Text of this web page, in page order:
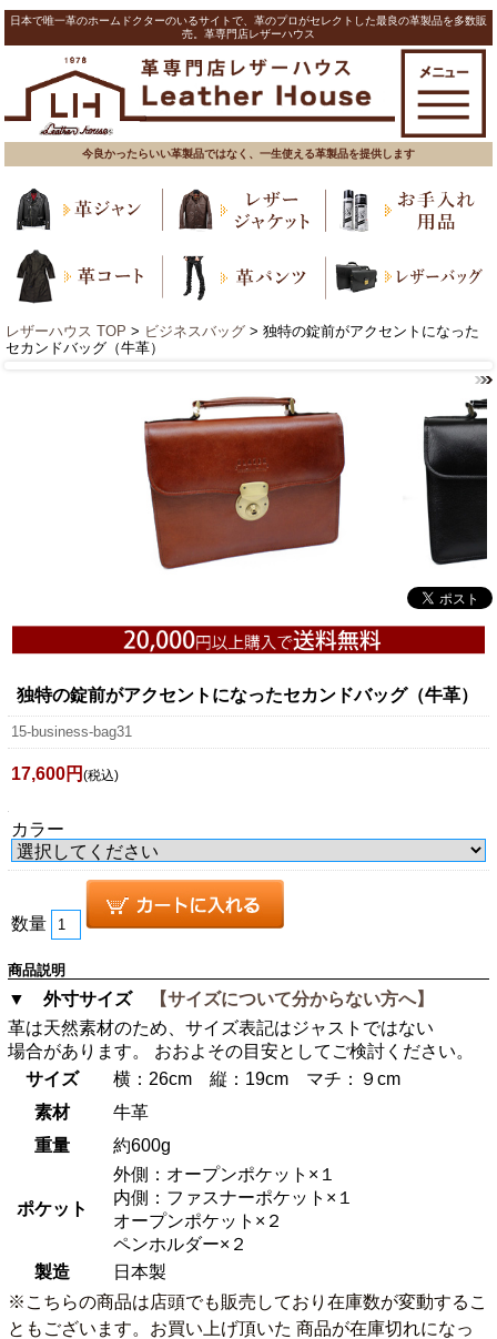
日本で唯一革のホームドクターのいるサイトで、革のプロがセレクトした最良の革製品を多数販
売。革専門店レザーハウス
今良かったらいい革製品ではなく、一生使える革製品を提供します
レザーハウス TOP > ビジネスバッグ > 独特の錠前がアクセントになった
セカンドバッグ（牛革）
独特の錠前がアクセントになったセカンドバッグ（牛革）
15-business-bag31
17,600円 (税込)
カラー
数量
商品説明
▼ 外寸サイズ
【サイズについて分からない方へ】
革は天然素材のため、サイズ表記はジャストではない
場合があります。 おおよその目安としてご検討ください。
サイズ
横：26cm 縦：19cm マチ：９cm
素材
牛革
重量
約600g
ポケット
外側：オープンポケット×１
内側：ファスナーポケット×１
オープンポケット×２
ペンホルダー×２
製造
日本製
※こちらの商品は店頭でも販売しており在庫数が変動するこ
ともございます。お買い上げ頂いた 商品が在庫切れになっ